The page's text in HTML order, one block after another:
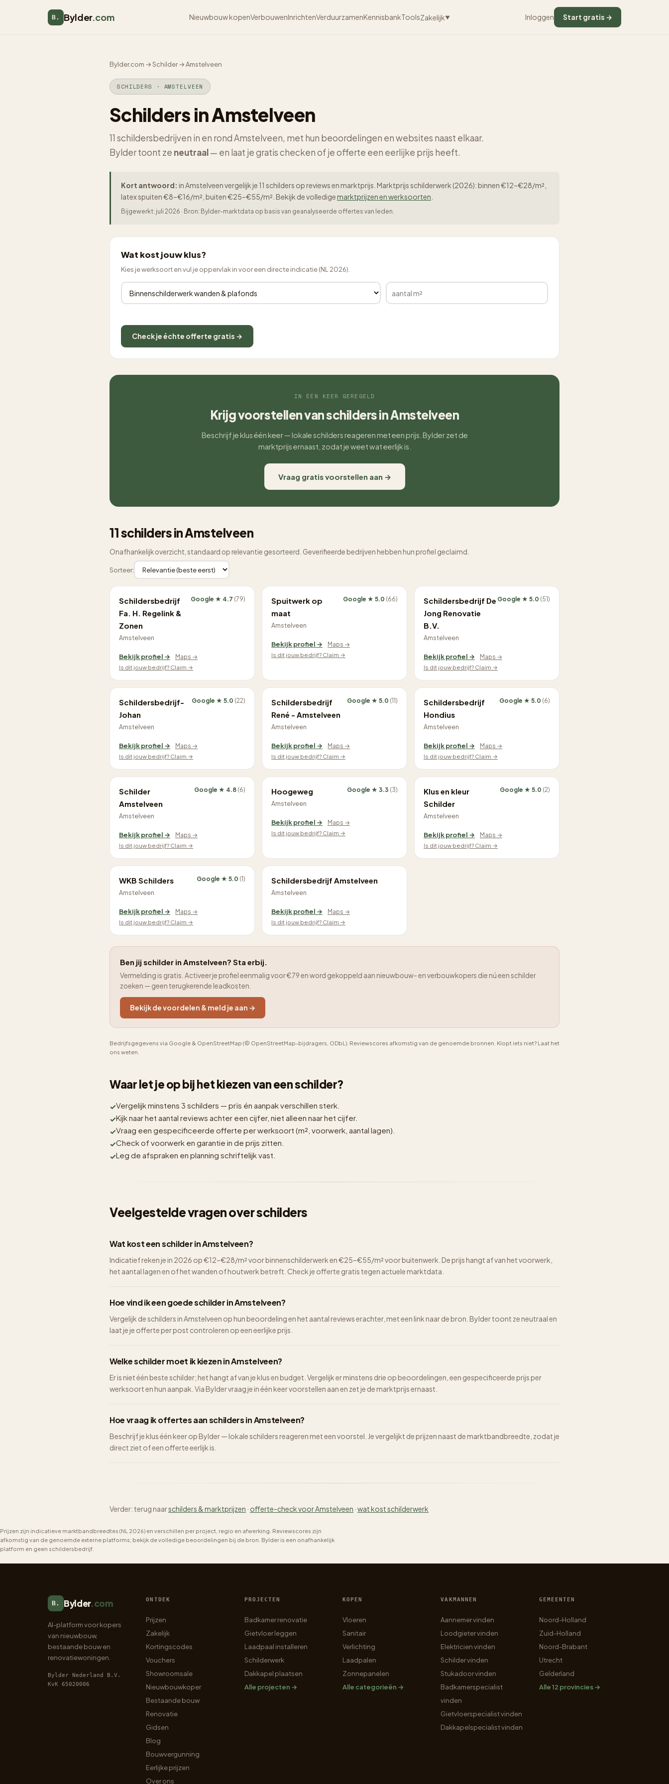
B. Bylder.com Nieuwbouw kopenVerbouwenInrichtenVerduurzamenKennisbankToolsZakelijk▼ Inloggen Start gratis →
Bylder.com →Schilder→Amstelveen
SCHILDERS · AMSTELVEEN
Schilders in Amstelveen
11 schildersbedrijven in en rond Amstelveen, met hun beoordelingen en websites naast elkaar.
Bylder toont ze neutraal— en laat je gratis checken of je offerte een eerlijke prijs heeft.
Kort antwoord: in Amstelveen vergelijk je 11 schilders op reviews en marktprijs. Marktprijs schilderwerk (2026): binnen €12–€28/m²,
latex spuiten €8–€16/m², buiten €25–€55/m². Bekijk de volledigemarktprijzen en werksoorten
Bijgewerkt: juli 2026 · Bron: Bylder-marktdata op basis van geanalyseerde offertes van leden.
Wat kost jouw klus?
Kies je werksoort en vul je oppervlak in voor een directe indicatie (NL 2026).
Check je échte offerte gratis →
IN ÉÉN KEER GEREGELD
Krijg voorstellen van schilders in Amstelveen
Beschrijf je klus één keer — lokale schilders reageren met een prijs. Bylder zet de
marktprijs ernaast, zodat je weet wat eerlijk is.
Vraag gratis voorstellen aan →
11 schilders in Amstelveen
Onafhankelijk overzicht, standaard op relevantie gesorteerd. Geverifieerde bedrijven hebben hun profiel geclaimd.
Sorteer:
Schildersbedrijf
Fa. H. Regelink &
Zonen
Amstelveen
Google ★ 4.7 (79)
Bekijk profiel →
Maps →
Is dit jouw bedrijf? Claim →
Spuitwerk op
maat
Amstelveen
Google ★ 5.0 (66)
Bekijk profiel →
Maps →
Is dit jouw bedrijf? Claim →
Schildersbedrijf De
Jong Renovatie
B.V.
Amstelveen
Google ★ 5.0 (51)
Bekijk profiel →
Maps →
Is dit jouw bedrijf? Claim →
Schildersbedrijf-
Johan
Amstelveen
Google ★ 5.0 (22)
Bekijk profiel →
Maps →
Is dit jouw bedrijf? Claim →
Schildersbedrijf
René - Amstelveen
Amstelveen
Google ★ 5.0 (11)
Bekijk profiel →
Maps →
Is dit jouw bedrijf? Claim →
Schildersbedrijf
Hondius
Amstelveen
Google ★ 5.0 (6)
Bekijk profiel →
Maps →
Is dit jouw bedrijf? Claim →
Schilder
Amstelveen
Amstelveen
Google ★ 4.8 (6)
Bekijk profiel →
Maps →
Is dit jouw bedrijf? Claim →
Hoogeweg
Amstelveen
Google ★ 3.3 (3)
Bekijk profiel →
Maps →
Is dit jouw bedrijf? Claim →
Klus en kleur
Schilder
Amstelveen
Google ★ 5.0 (2)
Bekijk profiel →
Maps →
Is dit jouw bedrijf? Claim →
WKB Schilders
Amstelveen
Google ★ 5.0 (1)
Bekijk profiel →
Maps →
Is dit jouw bedrijf? Claim →
Schildersbedrijf Amstelveen
Amstelveen
Bekijk profiel →
Maps →
Is dit jouw bedrijf? Claim →
Ben jij schilder in Amstelveen? Sta erbij.
Vermelding is gratis. Activeer je profiel eenmalig voor €79 en word gekoppeld aan nieuwbouw- en verbouwkopers die nú een schilder
zoeken — geen terugkerende leadkosten.
Bekijk de voordelen & meld je aan →
Bedrijfsgegevens via Google & OpenStreetMap (© OpenStreetMap-bijdragers, ODbL). Reviewscores afkomstig van de genoemde bronnen. Klopt iets niet? Laat het
ons weten.
Waar let je op bij het kiezen van een schilder?
Vergelijk minstens 3 schilders — prïs én aanpak verschillen sterk.
Kijk naar het aantal reviews achter een cijfer, niet alleen naar het cijfer.
Vraag een gespecificeerde offerte per werksoort (m², voorwerk, aantal lagen).
Check of voorwerk en garantie in de prijs zitten.
Leg de afspraken en planning schriftelijk vast.
Veelgestelde vragen over schilders
Wat kost een schilder in Amstelveen?
Indicatief reken je in 2026 op €12–€28/m² voor binnenschilderwerk en €25–€55/m² voor buitenwerk. De prijs hangt af van het voorwerk,
het aantal lagen en of het wanden of houtwerk betreft. Check je offerte gratis tegen actuele marktdata.
Hoe vind ik een goede schilder in Amstelveen?
Vergelijk de schilders in Amstelveen op hun beoordeling en het aantal reviews erachter, met een link naar de bron. Bylder toont ze neutraal en
laat je je offerte per post controleren op een eerlijke prijs.
Welke schilder moet ik kiezen in Amstelveen?
Er is niet één beste schilder; het hangt af van je klus en budget. Vergelijk er minstens drie op beoordelingen, een gespecificeerde prijs per
werksoort en hun aanpak. Via Bylder vraag je in één keer voorstellen aan en zet je de marktprijs ernaast.
Hoe vraag ik offertes aan schilders in Amstelveen?
Beschrijf je klus één keer op Bylder — lokale schilders reageren met een voorstel. Je vergelijkt de prijzen naast de marktbandbreedte, zodat je
direct ziet of een offerte eerlijk is.
Verder: terug naarschilders & marktprijzen · offerte-check voor Amstelveen ·wat kost schilderwerk
Prijzen zijn indicatieve marktbandbreedtes (NL 2026) en verschillen per project, regio en afwerking. Reviewscores zijn
afkomstig van de genoemde externe platforms; bekijk de volledige beoordelingen bij de bron. Bylder is een onafhankelijk
platform en geen schildersbedrijf.
B. Bylder.com
AI-platform voor kopers
van nieuwbouw,
bestaande bouw en
renovatiewoningen.
Bylder Nederland B.V.
KvK 65020006
ONTDEK
Prijzen
Zakelijk
Kortingscodes
Vouchers
Showroomsale
Nieuwbouwkoper
Bestaande bouw
Renovatie
Gidsen
Blog
Bouwvergunning
Eerlijke prijzen
Over ons
PROJECTEN
Badkamer renovatie
Gietvloer leggen
Laadpaal installeren
Schilderwerk
Dakkapel plaatsen
Alle projecten →
KOPEN
Vloeren
Sanitair
Verlichting
Laadpalen
Zonnepanelen
Alle categorieën →
VAKMANNEN
Aannemer vinden
Loodgieter vinden
Elektricien vinden
Schilder vinden
Stukadoor vinden
Badkamerspecialist
vinden
Gietvloerspecialist vinden
Dakkapelspecialist vinden
GEMEENTEN
Noord-Holland
Zuid-Holland
Noord-Brabant
Utrecht
Gelderland
Alle 12 provincies →